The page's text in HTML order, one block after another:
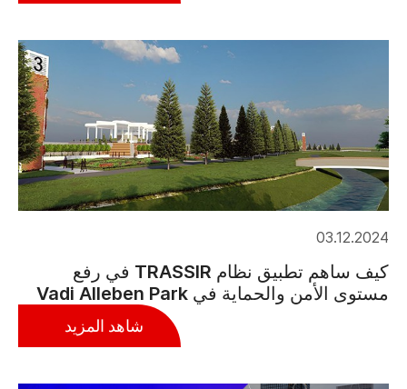
03.12.2024
كيف ساهم تطبيق نظام TRASSIR في رفع
مستوى الأمن والحماية في Vadi Alleben Park
شاهد المزيد